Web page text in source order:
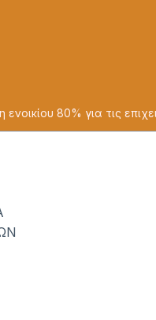
ενοικίου 80% για τις